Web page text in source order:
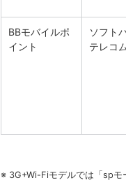
BBモバイルポ
イント
ソフト
テレコム
※ 3G+Wi-Fiモデルでは「spモ